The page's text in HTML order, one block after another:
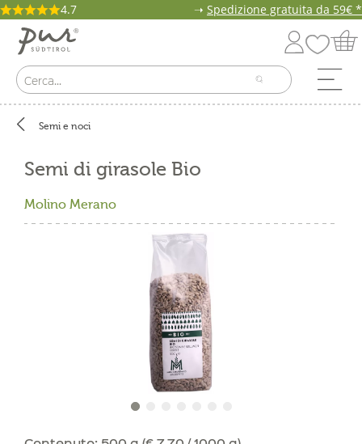
4.7 ➝ Spedizione gratuita da 59€ *
Semi e noci
Semi di girasole Bio
Molino Merano